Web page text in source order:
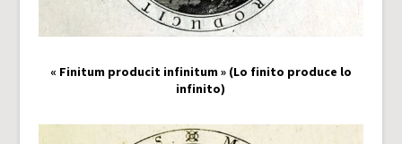
« Finitum producit infinitum » (Lo finito produce lo
infinito)